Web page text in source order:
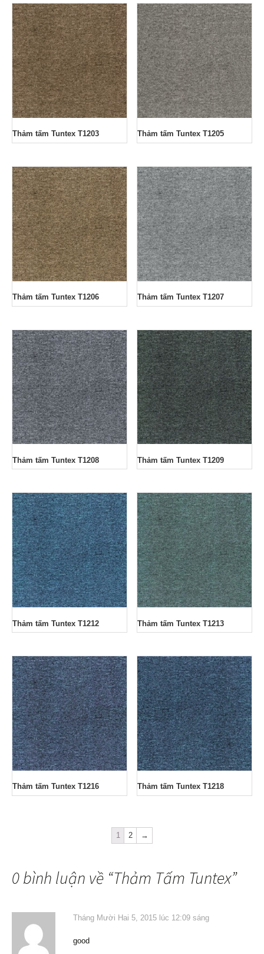
Thảm tấm Tuntex T1203 Thảm tấm Tuntex T1205
Thảm tấm Tuntex T1206 Thảm tấm Tuntex T1207
Thảm tấm Tuntex T1208 Thảm tấm Tuntex T1209
Thảm tấm Tuntex T1212 Thảm tấm Tuntex T1213
Thảm tấm Tuntex T1216 Thảm tấm Tuntex T1218
1 2 →
0 bình luận về “Thảm Tấm Tuntex”
Tháng Mười Hai 5, 2015 lúc 12:09 sáng
good